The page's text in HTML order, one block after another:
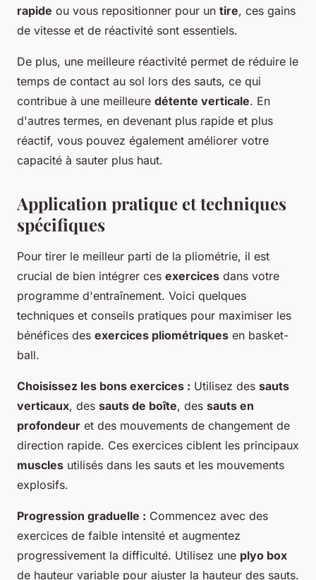
rapide ou vous repositionner pour un tire, ces gains
de vitesse et de réactivité sont essentiels.
De plus, une meilleure réactivité permet de réduire le
temps de contact au sol lors des sauts, ce qui
contribue à une meilleure détente verticale. En
d'autres termes, en devenant plus rapide et plus
réactif, vous pouvez également améliorer votre
capacité à sauter plus haut.
Application pratique et techniques
spécifiques
Pour tirer le meilleur parti de la pliométrie, il est
crucial de bien intégrer ces exercices dans votre
programme d'entraînement. Voici quelques
techniques et conseils pratiques pour maximiser les
bénéfices des exercices pliométriques en basket-
ball.
Choisissez les bons exercices : Utilisez des sauts
verticaux, des sauts de boîte, des sauts en
profondeur et des mouvements de changement de
direction rapide. Ces exercices ciblent les principaux
muscles utilisés dans les sauts et les mouvements
explosifs.
Progression graduelle : Commencez avec des
exercices de faible intensité et augmentez
progressivement la difficulté. Utilisez une plyo box
de hauteur variable pour ajuster la hauteur des sauts.